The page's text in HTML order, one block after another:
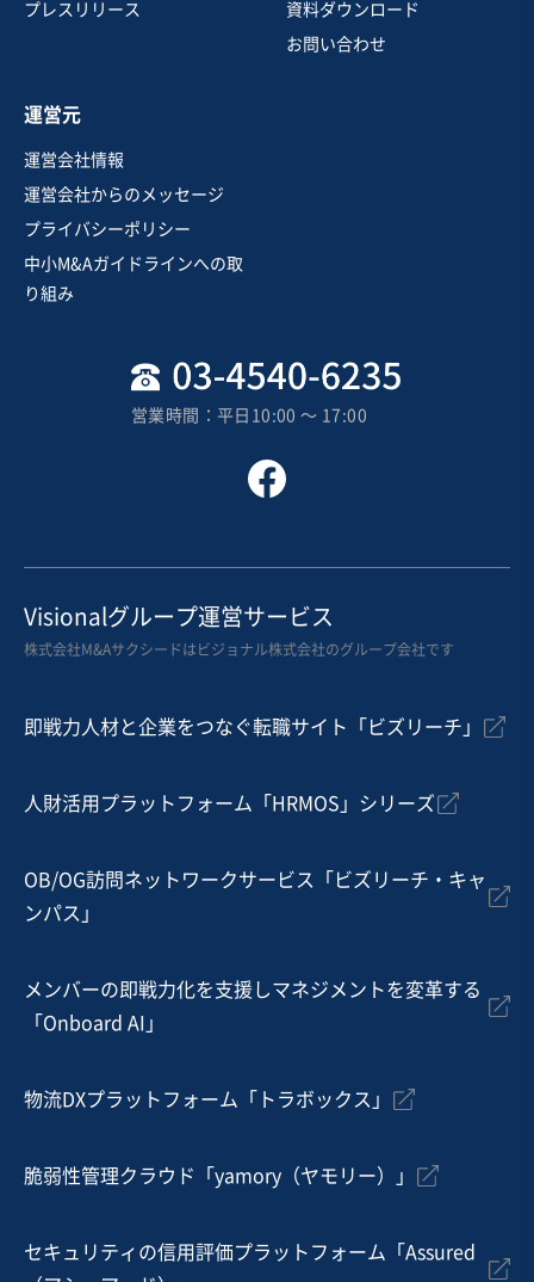
プレスリリース 資料ダウンロード
お問い合わせ
運営元
運営会社情報
運営会社からのメッセージ
プライバシーポリシー
中小M&Aガイドラインへの取
り組み
営業時間：平日10:00 〜 17:00
Visionalグループ運営サービス
株式会社M&Aサクシードはビジョナル株式会社のグループ会社です
即戦力人材と企業をつなぐ転職サイト「ビズリーチ」
人財活用プラットフォーム「HRMOS」シリーズ
OB/OG訪問ネットワークサービス「ビズリーチ・キャ
ンパス」
メンバーの即戦力化を支援しマネジメントを変革する
「Onboard AI」
物流DXプラットフォーム「トラボックス」
脆弱性管理クラウド「yamory（ヤモリー）」
セキュリティの信用評価プラットフォーム「Assured